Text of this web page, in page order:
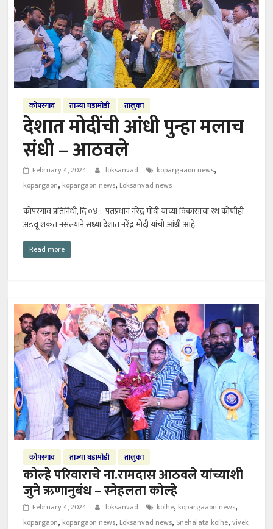
कोपरगाव ताज्या घडामोडी तालुका
देशात मोदींची आंधी पुन्हा मलाच
संधी – आठवले
February 4, 2024 loksanvad kopargaaon news,
kopargaon, kopargaon news, Loksanvad news
कोपरगाव प्रतिनिधी, दि.०४ : पंतप्रधान नरेंद्र मोदी यांच्या विकासाचा रथ कोणीही
अडवू शकत नसल्याने सध्या देशात नरेंद्र मोदी यांची आंधी आहे
Read more
कोपरगाव ताज्या घडामोडी तालुका
कोल्हे परिवाराचे ना.रामदास आठवले यांच्याशी
जुने ऋणानुबंध – स्नेहलता कोल्हे
February 4, 2024 loksanvad kolhe, kopargaaon news,
kopargaon, kopargaon news, Loksanvad news, Snehalata kolhe,vivek